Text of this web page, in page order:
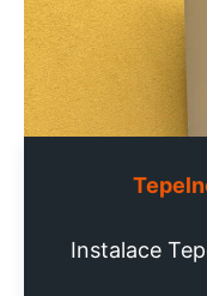
Instalace